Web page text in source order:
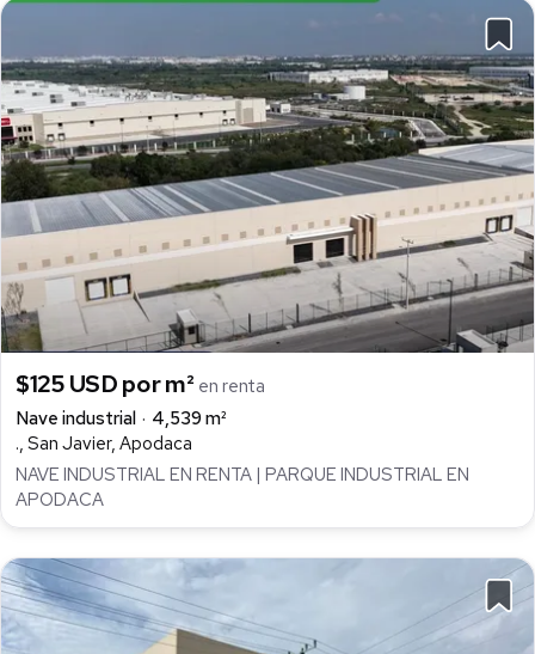
$125 USD por m² en renta
Nave industrial
4,539 m²
., San Javier, Apodaca
NAVE INDUSTRIAL EN RENTA | PARQUE INDUSTRIAL EN
APODACA